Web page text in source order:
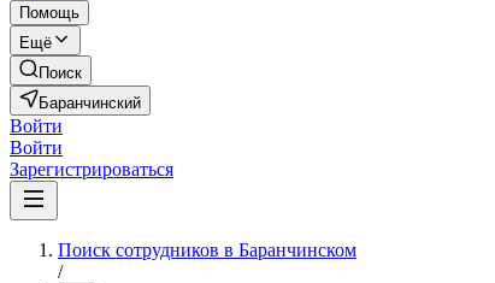
Помощь
Ещё
Поиск
Баранчинский
Войти
Войти
Зарегистрироваться
Поиск сотрудников в Баранчинском
/